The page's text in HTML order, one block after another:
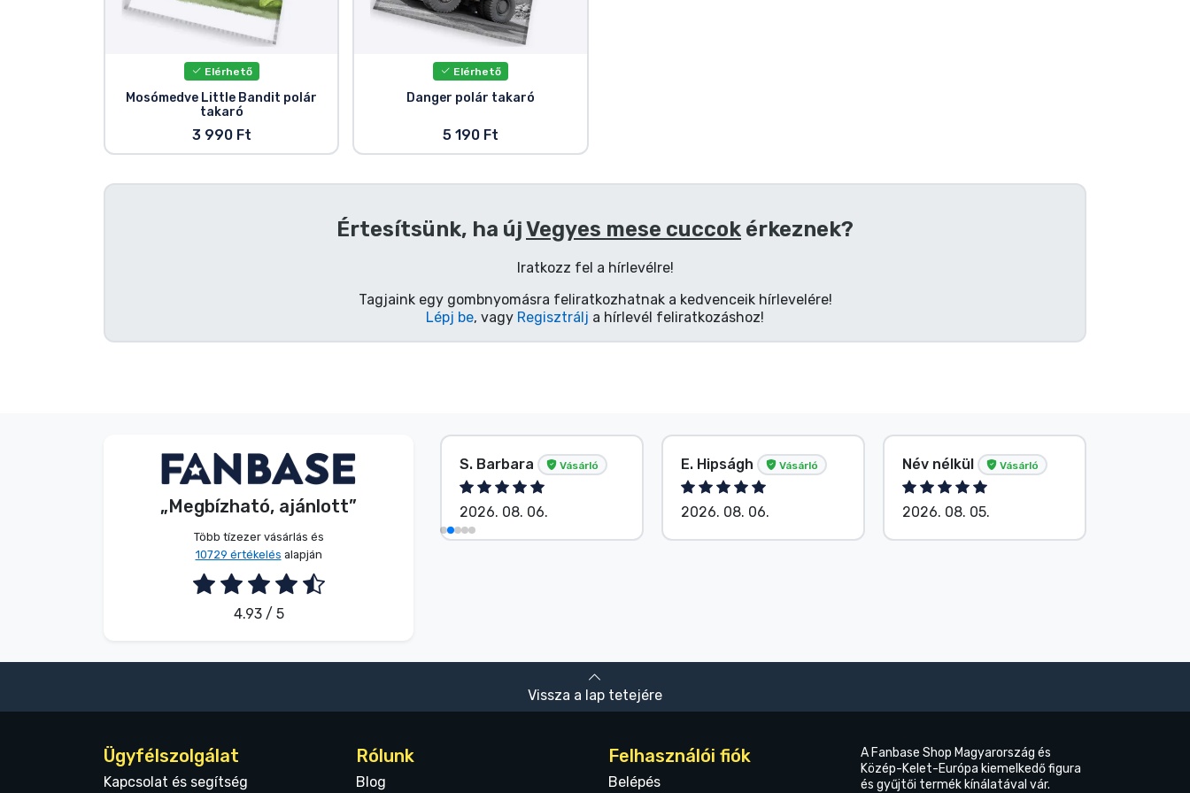
Elérhető
Mosómedve Little Bandit polár
takaró
3 990 Ft
Elérhető
Danger polár takaró
5 190 Ft
Értesítsünk, ha újVegyes mese cuccok érkeznek?
Iratkozz fel a hírlevélre!
Tagjaink egy gombnyomásra feliratkozhatnak a kedvenceik hírlevelére!
Lépj be, vagy Regisztrálj a hírlevél feliratkozáshoz!
„Megbízható, ajánlott”
Több tízezer vásárlás és
10729 értékelés alapján
4.93 / 5
V. Éva Vásárló
2026. 08. 06.
S. Barbara Vásárló
2026. 08. 06.
E. Hipságh Vásárló
2026. 08. 06.
Név nélkül Vásárló
2026. 08. 05.
Vissza a lap tetejére
Ügyfélszolgálat
Kapcsolat és segítség
Rólunk
Blog
Felhasználói fiók
Belépés
A Fanbase Shop Magyarország és
Közép-Kelet-Európa kiemelkedő figura
és gyűjtői termék kínálatával vár.
Szállítás és fizetés
Sorozatos cuccok